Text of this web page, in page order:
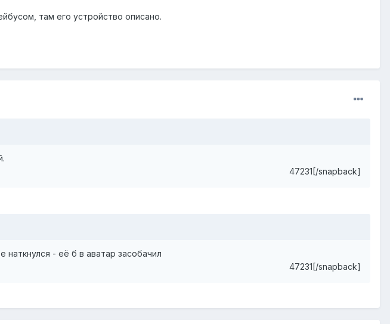
там его устройство описано.
47231[/snapback]
- её б в аватар засобачил
47231[/snapback]